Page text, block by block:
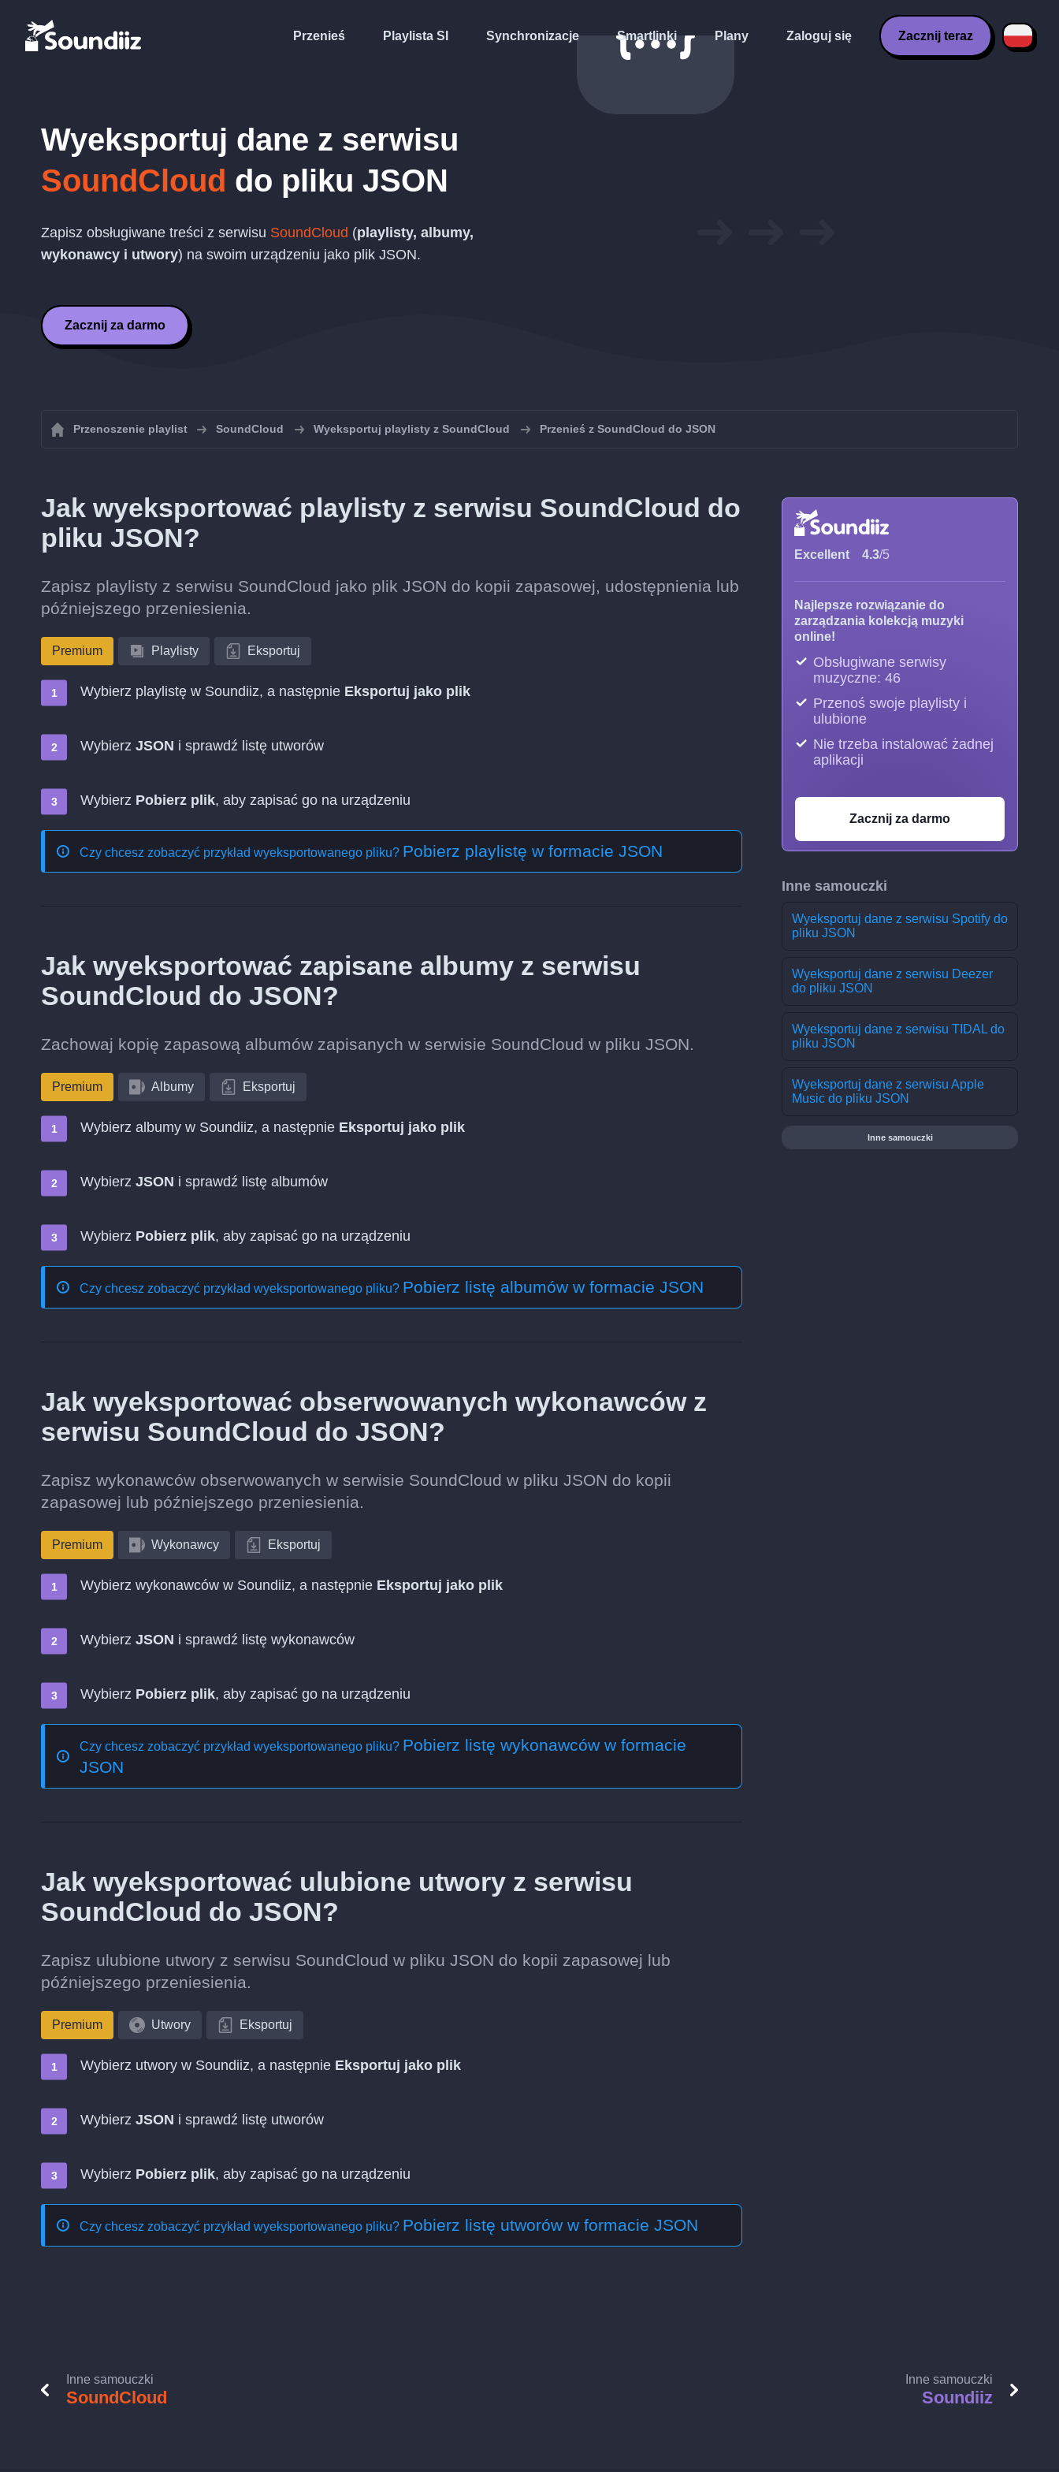
Przenieś Playlista SI Synchronizacje Smartlinki Plany Zaloguj się Zacznij teraz
Wyeksportuj dane z serwisu
SoundCloud do pliku JSON
Zapisz obsługiwane treści z serwisu SoundCloud (playlisty, albumy,
wykonawcy i utwory) na swoim urządzeniu jako plik JSON.
Zacznij za darmo
Przenoszenie playlist SoundCloud Wyeksportuj playlisty z SoundCloud Przenieś z SoundCloud do JSON
Jak wyeksportować playlisty z serwisu SoundCloud do
pliku JSON?
Zapisz playlisty z serwisu SoundCloud jako plik JSON do kopii zapasowej, udostępnienia lub
późniejszego przeniesienia.
Premium Playlisty Eksportuj
Wybierz playlistę w Soundiiz, a następnie Eksportuj jako plik
Wybierz JSON i sprawdź listę utworów
Wybierz Pobierz plik, aby zapisać go na urządzeniu
Czy chcesz zobaczyć przykład wyeksportowanego pliku? Pobierz playlistę w formacie JSON
Jak wyeksportować zapisane albumy z serwisu
SoundCloud do JSON?
Zachowaj kopię zapasową albumów zapisanych w serwisie SoundCloud w pliku JSON.
Premium Albumy Eksportuj
Wybierz albumy w Soundiiz, a następnie Eksportuj jako plik
Wybierz JSON i sprawdź listę albumów
Wybierz Pobierz plik, aby zapisać go na urządzeniu
Czy chcesz zobaczyć przykład wyeksportowanego pliku? Pobierz listę albumów w formacie JSON
Jak wyeksportować obserwowanych wykonawców z
serwisu SoundCloud do JSON?
Zapisz wykonawców obserwowanych w serwisie SoundCloud w pliku JSON do kopii
zapasowej lub późniejszego przeniesienia.
Premium Wykonawcy Eksportuj
Wybierz wykonawców w Soundiiz, a następnie Eksportuj jako plik
Wybierz JSON i sprawdź listę wykonawców
Wybierz Pobierz plik, aby zapisać go na urządzeniu
Czy chcesz zobaczyć przykład wyeksportowanego pliku? Pobierz listę wykonawców w formacie
JSON
Jak wyeksportować ulubione utwory z serwisu
SoundCloud do JSON?
Zapisz ulubione utwory z serwisu SoundCloud w pliku JSON do kopii zapasowej lub
późniejszego przeniesienia.
Premium Utwory Eksportuj
Wybierz utwory w Soundiiz, a następnie Eksportuj jako plik
Wybierz JSON i sprawdź listę utworów
Wybierz Pobierz plik, aby zapisać go na urządzeniu
Czy chcesz zobaczyć przykład wyeksportowanego pliku? Pobierz listę utworów w formacie JSON
Excellent 4.3/5
Najlepsze rozwiązanie do
zarządzania kolekcją muzyki
online!
Obsługiwane serwisy
muzyczne: 46
Przenoś swoje playlisty i
ulubione
Nie trzeba instalować żadnej
aplikacji
Zacznij za darmo
Inne samouczki
Wyeksportuj dane z serwisu Spotify do
pliku JSON
Wyeksportuj dane z serwisu Deezer
do pliku JSON
Wyeksportuj dane z serwisu TIDAL do
pliku JSON
Wyeksportuj dane z serwisu Apple
Music do pliku JSON
Inne samouczki
Inne samouczki
SoundCloud
Inne samouczki
Soundiiz